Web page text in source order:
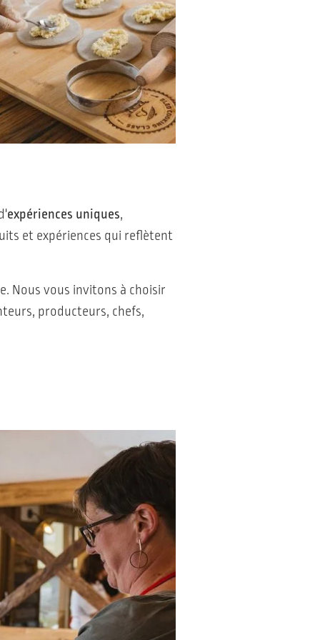
expériences uniques,
et expériences qui reflètent
Nous vous invitons à choisir
producteurs, chefs,